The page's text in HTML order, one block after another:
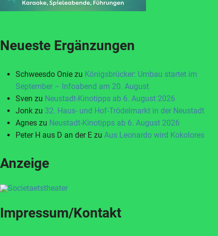
Neueste Ergänzungen
Schweesdo Onie zu Königsbrücker: Umbau startet im
September – Infoabend am 20. August
Sven zu Neustadt-Kinotipps ab 6. August 2026
Jonk zu 32. Haus- und Hof-Trödelmarkt in der Neustadt
Agnes zu Neustadt-Kinotipps ab 6. August 2026
Peter H aus D an der E zu Aus Leonardo wird Kokolores
Anzeige
Impressum/Kontakt